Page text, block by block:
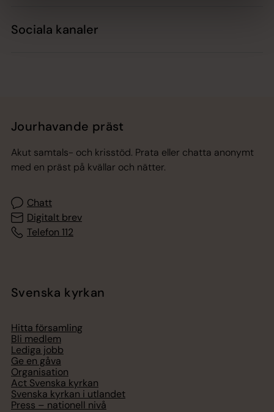
Sociala kanaler
Jourhavande präst
Akut samtals- och krisstöd. Prata eller chatta anonymt
med en präst på kvällar och nätter.
Chatt
Digitalt brev
Telefon 112
Svenska kyrkan
Hitta församling
Bli medlem
Lediga jobb
Ge en gåva
Organisation
Act Svenska kyrkan
Svenska kyrkan i utlandet
Press – nationell nivå